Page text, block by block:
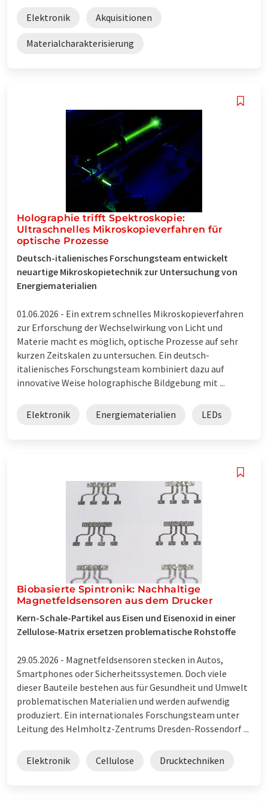
Elektronik Akquisitionen
Materialcharakterisierung
Holographie trifft Spektroskopie:
Ultraschnelles Mikroskopieverfahren für
optische Prozesse
Deutsch-italienisches Forschungsteam entwickelt
neuartige Mikroskopietechnik zur Untersuchung von
Energiematerialien
01.06.2026 - Ein extrem schnelles Mikroskopieverfahren
zur Erforschung der Wechselwirkung von Licht und
Materie macht es möglich, optische Prozesse auf sehr
kurzen Zeitskalen zu untersuchen. Ein deutsch-
italienisches Forschungsteam kombiniert dazu auf
innovative Weise holographische Bildgebung mit ...
Elektronik Energiematerialien LEDs
Biobasierte Spintronik: Nachhaltige
Magnetfeldsensoren aus dem Drucker
Kern-Schale-Partikel aus Eisen und Eisenoxid in einer
Zellulose-Matrix ersetzen problematische Rohstoffe
29.05.2026 - Magnetfeldsensoren stecken in Autos,
Smartphones oder Sicherheitssystemen. Doch viele
dieser Bauteile bestehen aus für Gesundheit und Umwelt
problematischen Materialien und werden aufwendig
produziert. Ein internationales Forschungsteam unter
Leitung des Helmholtz-Zentrums Dresden-Rossendorf ...
Elektronik Cellulose Drucktechniken